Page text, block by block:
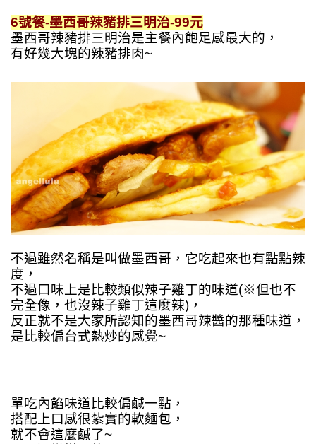
6號餐-墨西哥辣豬排三明治-99元
墨西哥辣豬排三明治是主餐內飽足感最大的，
有好幾大塊的辣豬排肉~
不過雖然名稱是叫做墨西哥， 它吃起來也有點點辣
度，
不過口味上是比較類似辣子雞丁的味道(※但也不
完全像，也沒辣子雞丁這麼辣)，
反正就不是大家所認知的墨西哥辣醬的那種味道，
是比較偏台式熱炒的感覺~
單吃內餡味道比較偏鹹一點，
搭配上口感很紮實的軟麵包，
就不會這麼鹹了~